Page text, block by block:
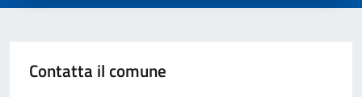
Contatta il comune